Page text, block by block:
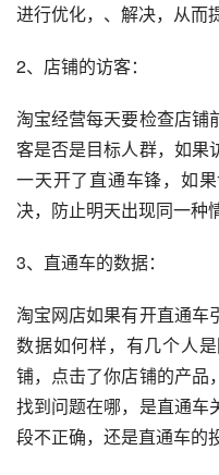
进行优化，、解决，从而
2、店铺的访客：
淘宝经营每天要检查店铺
客是否是目标人群，如果
一天开了直通车锋，如
决，防止明天出现同一种
3、直通车的数据：
淘宝网店如果有开直通车
数据如何样，有几个人
铺，点击了你店铺的产品
找到问题在哪，是直通车
段不正确，还是直通车的